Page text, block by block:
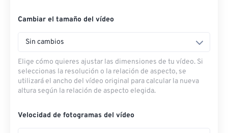
Cambiar el tamaño del vídeo
Sin cambios
Elige cómo quieres ajustar las dimensiones de tu vídeo. Si
seleccionas la resolución o la relación de aspecto, se
utilizará el ancho del vídeo original para calcular la nueva
altura según la relación de aspecto elegida.
Velocidad de fotogramas del vídeo